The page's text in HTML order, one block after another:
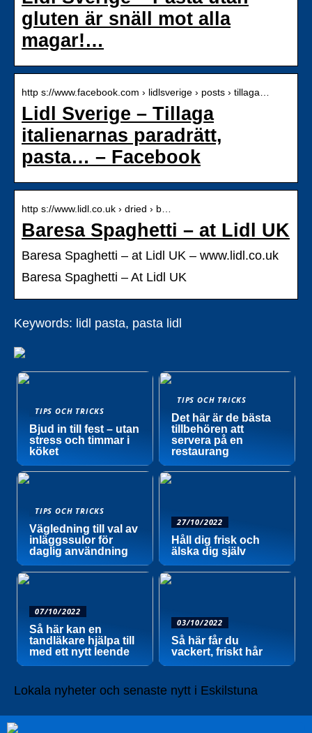
gluten är snäll mot alla
magar!…
http s://www.facebook.com › lidlsverige › posts › tillaga…
Lidl Sverige – Tillaga
italienarnas paradrätt,
pasta… – Facebook
http s://www.lidl.co.uk › dried › b…
Baresa Spaghetti – at Lidl UK
Baresa Spaghetti – at Lidl UK – www.lidl.co.uk
Baresa Spaghetti – At Lidl UK
Keywords: lidl pasta, pasta lidl
TIPS OCH TRICKS
Bjud in till fest – utan
stress och timmar i
köket
TIPS OCH TRICKS
Det här är de bästa
tillbehören att
servera på en
restaurang
TIPS OCH TRICKS
Vägledning till val av
inläggssulor för
daglig användning
27/10/2022
Håll dig frisk och
älska dig själv
07/10/2022
Så här kan en
tandläkare hjälpa till
med ett nytt leende
03/10/2022
Så här får du
vackert, friskt hår
Lokala nyheter och senaste nytt i Eskilstuna